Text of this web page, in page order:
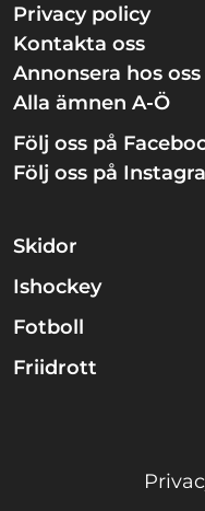
Privacy policy
Kontakta oss
Annonsera hos oss
Alla ämnen A-Ö
Följ oss på
Följ oss på
Skidor
Ishockey
Fotboll
Friidrott